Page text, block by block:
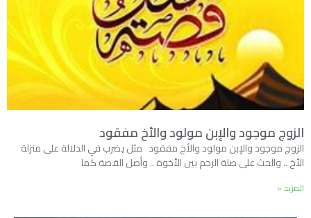
الزوج موجود والإبن مولود والأخ مفقود
الزوج موجود والإبن مولود والأخ مفقود مثل يضرب في الدلالة على منزلة
الأخ .. والحث على صلة الرحم بين الأخوة .. وأصل القصة كما
المزيد »